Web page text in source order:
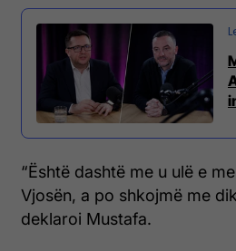
“Është dashtë me u ulë e
Vjosën, a po shkojmë me
deklaroi Mustafa.